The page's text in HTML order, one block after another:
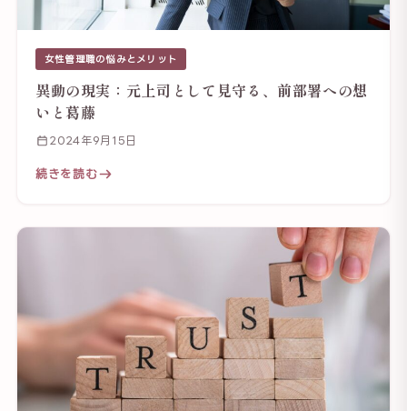
女性管理職の悩みとメリット
異動の現実：元上司として見守る、前部署への想
いと葛藤
2024年9月15日
続きを読む